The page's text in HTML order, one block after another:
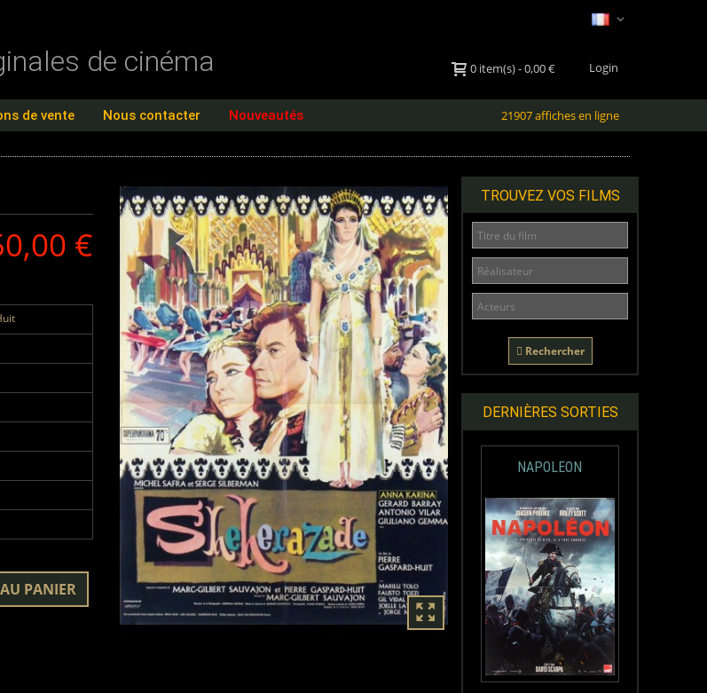
Login
0 item(s)-0,00 €
de cinéma
21907 affiches en ligne
de vente Nous contacter Nouveautés
€
PANIER
TROUVEZ VOS FILMS
Rechercher
DERNIÈRES SORTIES
NAPOLEON